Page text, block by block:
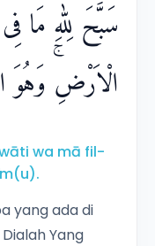
سَبَّحَ لِلّٰهِ مَا
الْاَرْضِۚ وَهُوَ
wa mā fil-
yang ada di
Yang